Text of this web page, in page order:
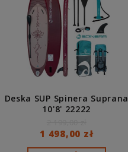
Deska SUP Spinera Suprana
10'8' 22222
1 498,00 zł